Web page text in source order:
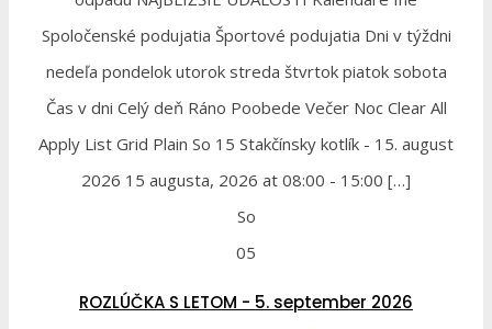
Spoločenské podujatia Športové podujatia Dni v týždni
nedeľa pondelok utorok streda štvrtok piatok sobota
Čas v dni Celý deň Ráno Poobede Večer Noc Clear All
Apply List Grid Plain So 15 Stakčínsky kotlík - 15. august
2026 15 augusta, 2026 at 08:00 - 15:00 […]
So
05
ROZLÚČKA S LETOM - 5. september 2026